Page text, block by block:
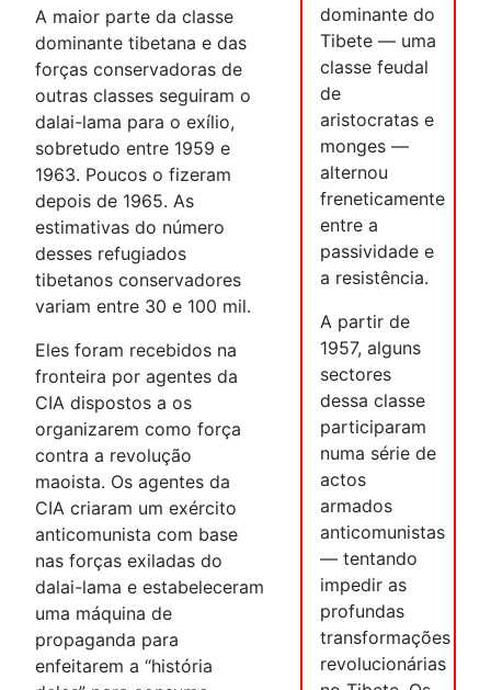
dominante do
Tibete — uma
classe feudal
de
aristocratas e
monges —
alternou
freneticamente
entre a
passividade e
a resistência.
A partir de
1957, alguns
sectores
dessa classe
participaram
numa série de
actos
armados
anticomunistas
— tentando
impedir as
profundas
transformações
revolucionárias
A maior parte da classe
dominante tibetana e das
forças conservadoras de
outras classes seguiram o
dalai-lama para o exílio,
sobretudo entre 1959 e
1963. Poucos o fizeram
depois de 1965. As
estimativas do número
desses refugiados
tibetanos conservadores
variam entre 30 e 100 mil.
Eles foram recebidos na
fronteira por agentes da
CIA dispostos a os
organizarem como força
contra a revolução
maoista. Os agentes da
CIA criaram um exército
anticomunista com base
nas forças exiladas do
dalai-lama e estabeleceram
uma máquina de
propaganda para
enfeitarem a “história